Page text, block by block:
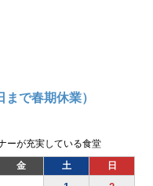
で春期休業）
ーが充実している食堂
金 土 日